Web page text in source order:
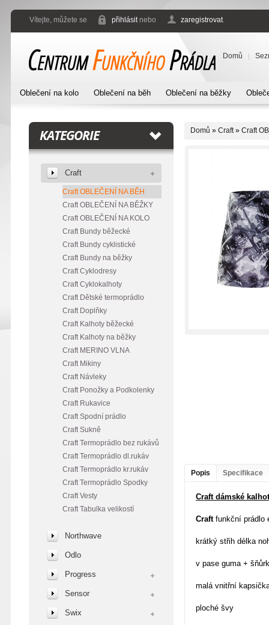
Vítejte, můžete se přihlásitnebo zaregistrovat.
Domů
Oblečení na kolo Oblečení na běh Oblečení na běžky
KATEGORIE
Craft
Craft OBLEČENÍ NA BĚH
Craft OBLEČENÍ NA BĚŽKY
Craft OBLEČENÍ NA KOLO
Craft Bundy běžecké
Craft Bundy cyklistické
Craft Bundy na běžky
Craft Cyklodresy
Craft Cyklokalhoty
Craft Dětské termoprádlo
Craft Doplňky
Craft Kalhoty běžecké
Craft Kalhoty na běžky
Craft MERINO VLNA
Craft Mikiny
Craft Návleky
Craft Ponožky a Podkolenky
Craft Rukavice
Craft Spodní prádlo
Craft Sukně
Craft Termoprádlo bez rukávů
Craft Termoprádlo dl.rukáv
Craft Termoprádlo kr.rukáv
Craft Termoprádlo Spodky
Craft Vesty
Craft Tabulka velikostí
Northwave
Odlo
Progress
Sensor
Swix
Domů » Craft» Craft
Popis Specifikace
Craft dámské
Craftfunkční prádlo
krátký střih délka
v pase guma +
malá vnitřní
ploché švy